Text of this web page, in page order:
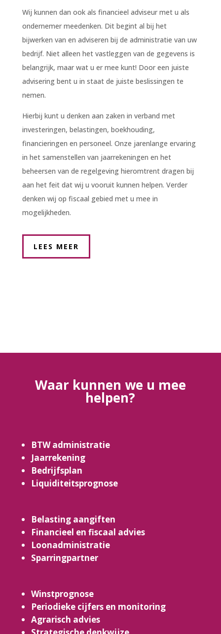
Wij kunnen dan ook als financieel adviseur met u als
ondernemer meedenken. Dit begint al bij het
bijwerken van en adviseren bij de administratie van uw
bedrijf. Niet alleen het vastleggen van de gegevens is
belangrijk, maar wat u er mee kunt! Door een juiste
advisering bent u in staat de juiste beslissingen te
nemen.
Hierbij kunt u denken aan zaken in verband met
investeringen, belastingen, boekhouding,
financieringen en personeel. Onze jarenlange ervaring
in het samenstellen van jaarrekeningen en het
beheersen van de regelgeving hieromtrent dragen bij
aan het feit dat wij u vooruit kunnen helpen. Verder
denken wij op fiscaal gebied met u mee in
mogelijkheden.
LEES MEER
Waar kunnen we u mee
helpen?
BTW administratie
Jaarrekening
Bedrijfsplan
Liquiditeitsprognose
Belasting aangiften
Financieel en fiscaal advies
Loonadministratie
Sparringpartner
Winstprognose
Periodieke cijfers en monitoring
Agrarisch advies